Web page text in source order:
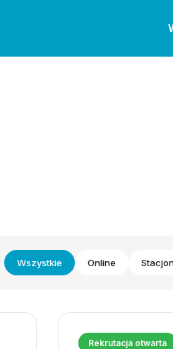
Wszystkie Online
Rekrutacja otwarta